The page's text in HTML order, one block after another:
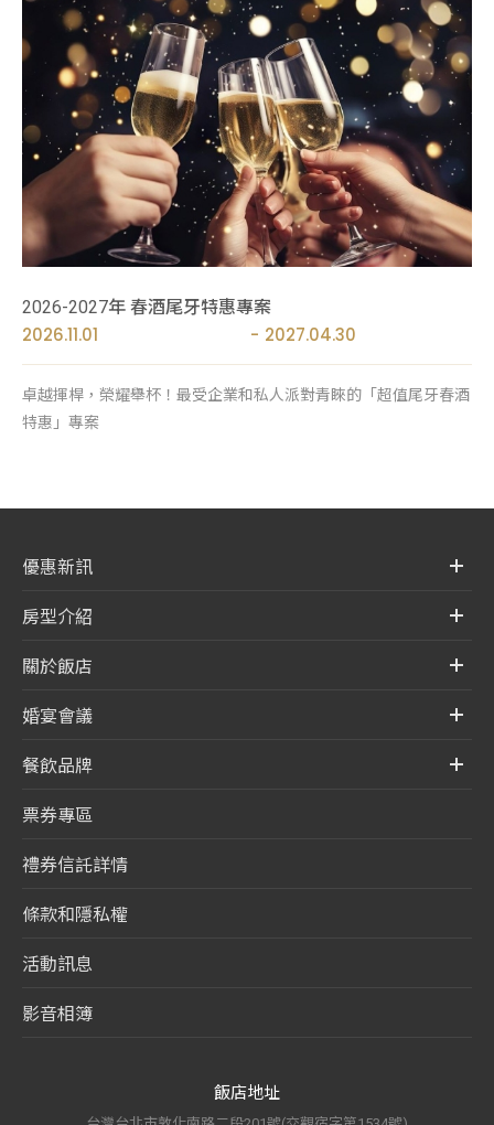
2026-2027年 春酒尾牙特惠專案
2026.11.01 2027.04.30
卓越揮桿，榮耀舉杯！最受企業和私人派對青睞的「超值尾牙春酒
特惠」專案
優惠新訊
房型介紹
關於飯店
婚宴會議
餐飲品牌
票券專區
禮券信託詳情
條款和隱私權
活動訊息
影音相簿
飯店地址